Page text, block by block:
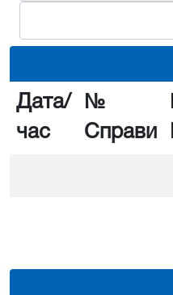
Дата/
час
№
Справи